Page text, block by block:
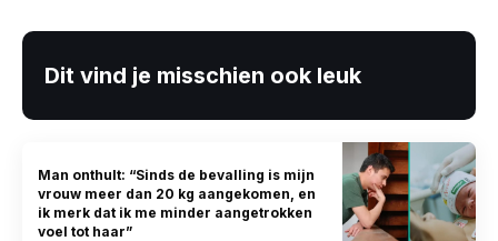
Dit vind je misschien ook leuk
Man onthult: “Sinds de bevalling is mijn
vrouw meer dan 20 kg aangekomen, en
ik merk dat ik me minder aangetrokken
voel tot haar”